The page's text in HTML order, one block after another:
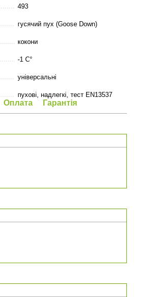
493
гусячий пух (Goose Down)
кокони
-1 C°
універсальні
пухові, надлегкі, тест EN13537
Оплата Гарантія